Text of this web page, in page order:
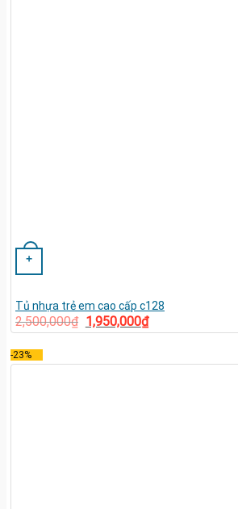
+
Tủ nhựa trẻ em cao cấp c128
2,500,000₫ 1,950,000₫
-23%